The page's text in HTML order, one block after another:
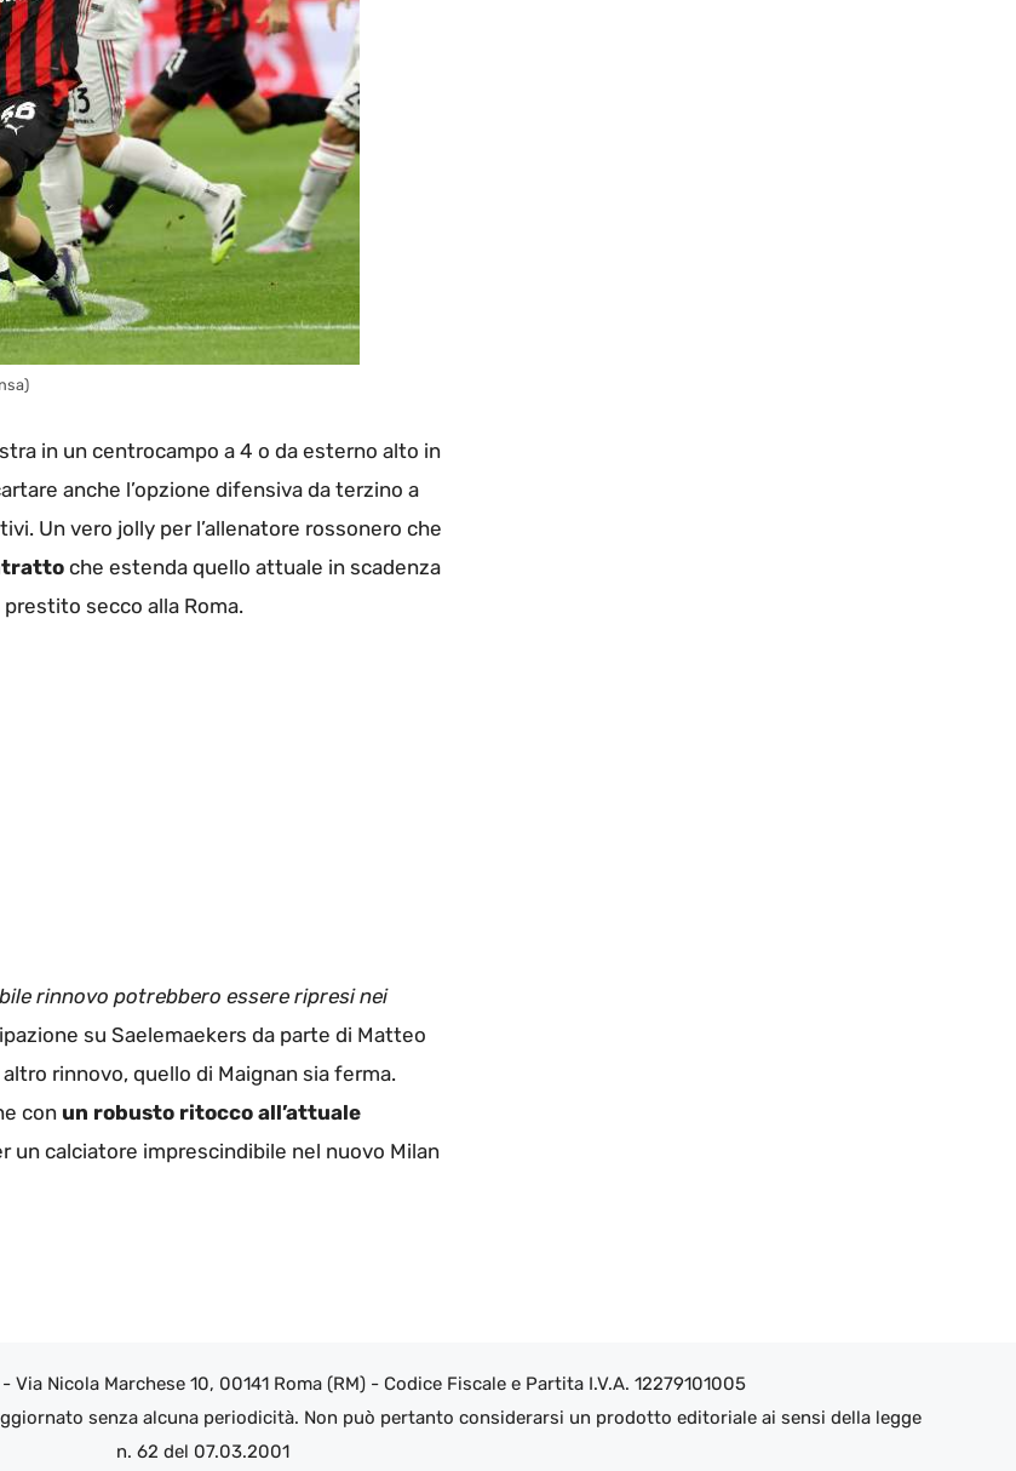
in un centrocampo a 4 o da esterno alto in
anche l’opzione difensiva da terzino a
Un vero jolly per l’allenatore rossonero che
che estenda quello attuale in scadenza
secco alla Roma.
rinnovo potrebbero essere ripresi nei
su Saelemaekers da parte di Matteo
rinnovo, quello di Maignan sia ferma.
con un robusto ritocco all’attuale
un calciatore imprescindibile nel nuovo Milan
Nicola Marchese 10, 00141 Roma (RM) - Codice Fiscale e Partita I.V.A. 12279101005
senza alcuna periodicità. Non può pertanto considerarsi un prodotto editoriale ai sensi della legge
n. 62 del 07.03.2001